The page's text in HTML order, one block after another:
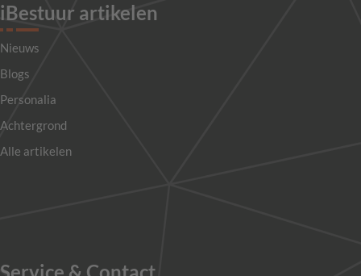
iBestuur artikelen
Nieuws
Blogs
Personalia
Achtergrond
Alle artikelen